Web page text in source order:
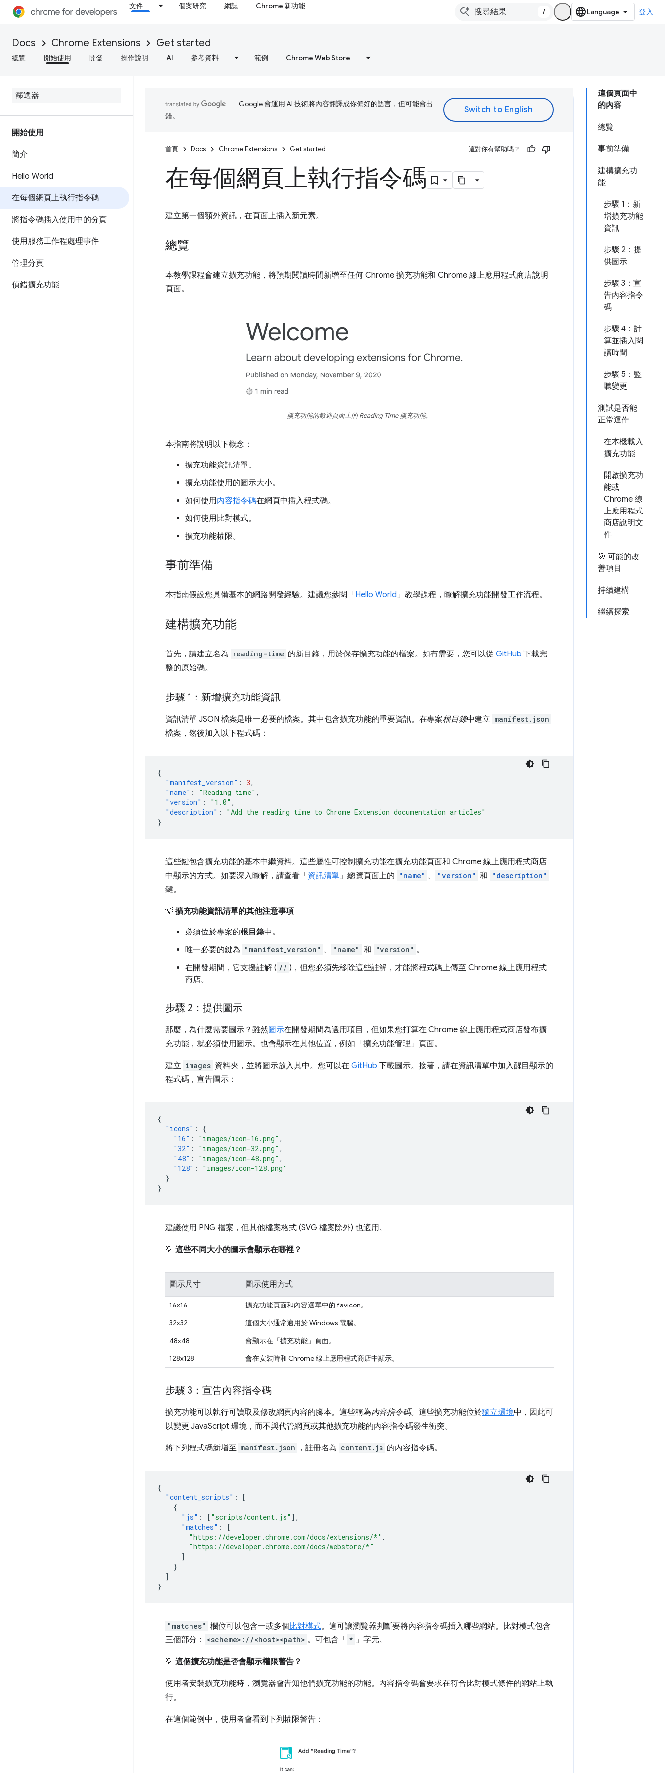
文件 個案研究 網誌 Chrome 新功能
/ 登入
Docs Chrome Extensions Get started
總覽 開始使用 開發 操作說明 AI 參考資料 範例 Chrome Web Store
開始使用
簡介
Hello World
在每個網頁上執行指令碼
將指令碼插入使用中的分頁
使用服務工作程處理事件
管理分頁
偵錯擴充功能
這個頁面中
的內容
總覽
事前準備
建構擴充功
能
步驟 1：新
增擴充功能
資訊
步驟 2：提
供圖示
步驟 3：宣
告內容指令
碼
步驟 4：計
算並插入閱
讀時間
步驟 5：監
聽變更
測試是否能
正常運作
在本機載入
擴充功能
開啟擴充功
能或
Chrome 線
上應用程式
商店說明文
件
🎯 可能的改
善項目
持續建構
繼續探索
Google 會運用 AI 技術將內容翻譯成你偏好的語言，但可能會出
錯。
首頁 Docs Chrome Extensions Get started 這對你有幫助嗎？
在每個網頁上執行指令碼
建立第一個額外資訊，在頁面上插入新元素。
總覽
本教學課程會建立擴充功能，將預期閱讀時間新增至任何 Chrome 擴充功能和 Chrome 線上應用程式商店說明
頁面。
擴充功能的歡迎頁面上的 Reading Time 擴充功能。
本指南將說明以下概念：
擴充功能資訊清單。
擴充功能使用的圖示大小。
如何使用內容指令碼在網頁中插入程式碼。
如何使用比對模式。
擴充功能權限。
事前準備
本指南假設您具備基本的網路開發經驗。建議您參閱「Hello World 」教學課程，瞭解擴充功能開發工作流程。
建構擴充功能
首先，請建立名為 reading-time 的新目錄，用於保存擴充功能的檔案。如有需要，您可以從 GitHub 下載完
整的原始碼。
步驟 1：新增擴充功能資訊
資訊清單 JSON 檔案是唯一必要的檔案。其中包含擴充功能的重要資訊。在專案根目錄中建立 manifest.json
檔案，然後加入以下程式碼：
{
"manifest_version" : 3,
"name" : "Reading time" ,
"version" : "1.0" ,
"description" :
"Add the reading time to Chrome Extension documentation articles"
}
這些鍵包含擴充功能的基本中繼資料。這些屬性可控制擴充功能在擴充功能頁面和 Chrome 線上應用程式商店
中顯示的方式。如要深入瞭解，請查看「資訊清單 」總覽頁面上的 "name" 、 "version" 和 "description"
鍵。
💡 擴充功能資訊清單的其他注意事項
必須位於專案的根目錄中。
唯一必要的鍵為 "manifest_version" 、 "name" 和 "version" 。
在開發期間，它支援註解 ( // )，但您必須先移除這些註解，才能將程式碼上傳至 Chrome 線上應用程式
商店。
步驟 2：提供圖示
那麼，為什麼需要圖示？雖然圖示在開發期間為選用項目，但如果您打算在 Chrome 線上應用程式商店發布擴
充功能，就必須使用圖示。也會顯示在其他位置，例如「擴充功能管理」頁面。
建立 images 資料夾，並將圖示放入其中。您可以在 GitHub 下載圖示。接著，請在資訊清單中加入醒目顯示的
程式碼，宣告圖示：
{
"icons" :
{
"16" : "images/icon-16.png" ,
"32" : "images/icon-32.png" ,
"48" : "images/icon-48.png" ,
"128" :
"images/icon-128.png"
}
}
建議使用 PNG 檔案，但其他檔案格式 (SVG 檔案除外) 也適用。
💡 這些不同大小的圖示會顯示在哪裡？
圖示尺寸 圖示使用方式
16x16
擴充功能頁面和內容選單中的 favicon。
32x32
這個大小通常適用於 Windows 電腦。
48x48
會顯示在「擴充功能」頁面。
128x128
會在安裝時和 Chrome 線上應用程式商店中顯示。
步驟 3：宣告內容指令碼
擴充功能可以執行可讀取及修改網頁內容的腳本。這些稱為內容指令碼。這些擴充功能位於獨立環境中，因此可
以變更 JavaScript 環境，而不與代管網頁或其他擴充功能的內容指令碼發生衝突。
將下列程式碼新增至 manifest.json ，註冊名為 content.js 的內容指令碼。
{
"content_scripts" :
[
{
"js" : [ "scripts/content.js" ],
"matches" :
[
"https://developer.chrome.com/docs/extensions/*" ,
"https://developer.chrome.com/docs/webstore/*"
]
}
]
}
"matches" 欄位可以包含一或多個比對模式。這可讓瀏覽器判斷要將內容指令碼插入哪些網站。比對模式包含
三個部分：
<scheme>://<host><path> 。可包含「 * 」字元。
💡 這個擴充功能是否會顯示權限警告？
使用者安裝擴充功能時，瀏覽器會告知他們擴充功能的功能。內容指令碼會要求在符合比對模式條件的網站上執
行。
在這個範例中，使用者會看到下列權限警告：